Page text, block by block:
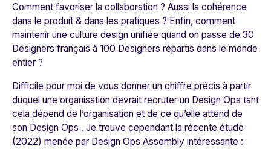
Comment favoriser la collaboration ? Aussi la cohérence
dans le produit & dans les pratiques ? Enfin, comment
maintenir une culture design unifiée quand on passe de 30
Designers français à 100 Designers répartis dans le monde
entier ?
Difficile pour moi de vous donner un chiffre précis à partir
duquel une organisation devrait recruter un Design Ops tant
cela dépend de l’organisation et de ce qu’elle attend de
son Design Ops . Je trouve cependant la récente étude
(2022) menée par Design Ops Assembly intéressante :